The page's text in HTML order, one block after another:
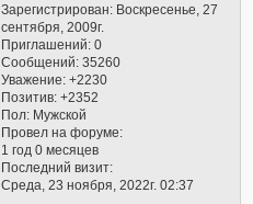
Зарегистрирован: Воскресенье, 27
сентября, 2009г.
Приглашений: 0
Сообщений: 35260
Уважение: +2230
Позитив: +2352
Пол: Мужской
Провел на форуме:
1 год 0 месяцев
Последний визит:
Среда, 23 ноября, 2022г. 02:37